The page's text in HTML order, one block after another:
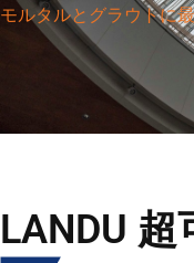
モルタルとグラウトに
LANDU